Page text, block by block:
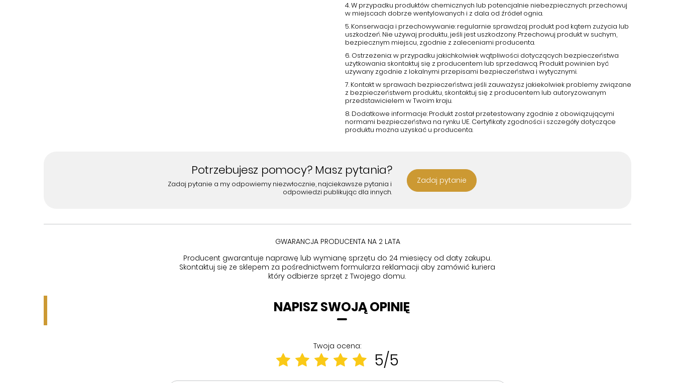
4. W przypadku produktów chemicznych lub potencjalnie niebezpiecznych: przechowuj
w miejscach dobrze wentylowanych i z dala od źródeł ognia.
5. Konserwacja i przechowywanie: regularnie sprawdzaj produkt pod kątem zużycia lub
uszkodzeń. Nie używaj produktu, jeśli jest uszkodzony. Przechowuj produkt w suchym,
bezpiecznym miejscu, zgodnie z zaleceniami producenta.
6. Ostrzeżenia: w przypadku jakichkolwiek wątpliwości dotyczących bezpieczeństwa
użytkowania skontaktuj się z producentem lub sprzedawcą. Produkt powinien być
używany zgodnie z lokalnymi przepisami bezpieczeństwa i wytycznymi.
7. Kontakt w sprawach bezpieczeństwa: jeśli zauważysz jakiekolwiek problemy związane
z bezpieczeństwem produktu, skontaktuj się z producentem lub autoryzowanym
przedstawicielem w Twoim kraju.
8. Dodatkowe informacje: Produkt został przetestowany zgodnie z obowiązującymi
normami bezpieczeństwa na rynku UE. Certyfikaty zgodności i szczegóły dotyczące
produktu można uzyskać u producenta.
Potrzebujesz pomocy? Masz pytania?
Zadaj pytanie a my odpowiemy niezwłocznie, najciekawsze pytania i
odpowiedzi publikując dla innych.
Zadaj pytanie
GWARANCJA PRODUCENTA NA 2 LATA
Producent gwarantuje naprawę lub wymianę sprzętu do 24 miesięcy od daty zakupu.
Skontaktuj się ze sklepem za pośrednictwem formularza reklamacji aby zamówić kuriera
który odbierze sprzęt z Twojego domu.
NAPISZ SWOJĄ OPINIĘ
Twoja ocena:
5/5